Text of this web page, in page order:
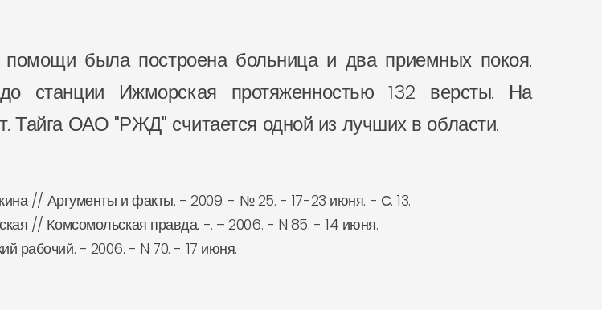
была построена больница и два приемных покоя.
станции Ижморская протяженностью 132 версты. На
Тайга ОАО "РЖД" считается одной из лучших в области.
// Аргументы и факты. - 2009. - № 25. - 17-23 июня. - С. 13.
// Комсомольская правда. -. – 2006. - N 85. - 14 июня.
рабочий. - 2006. - N 70. - 17 июня.